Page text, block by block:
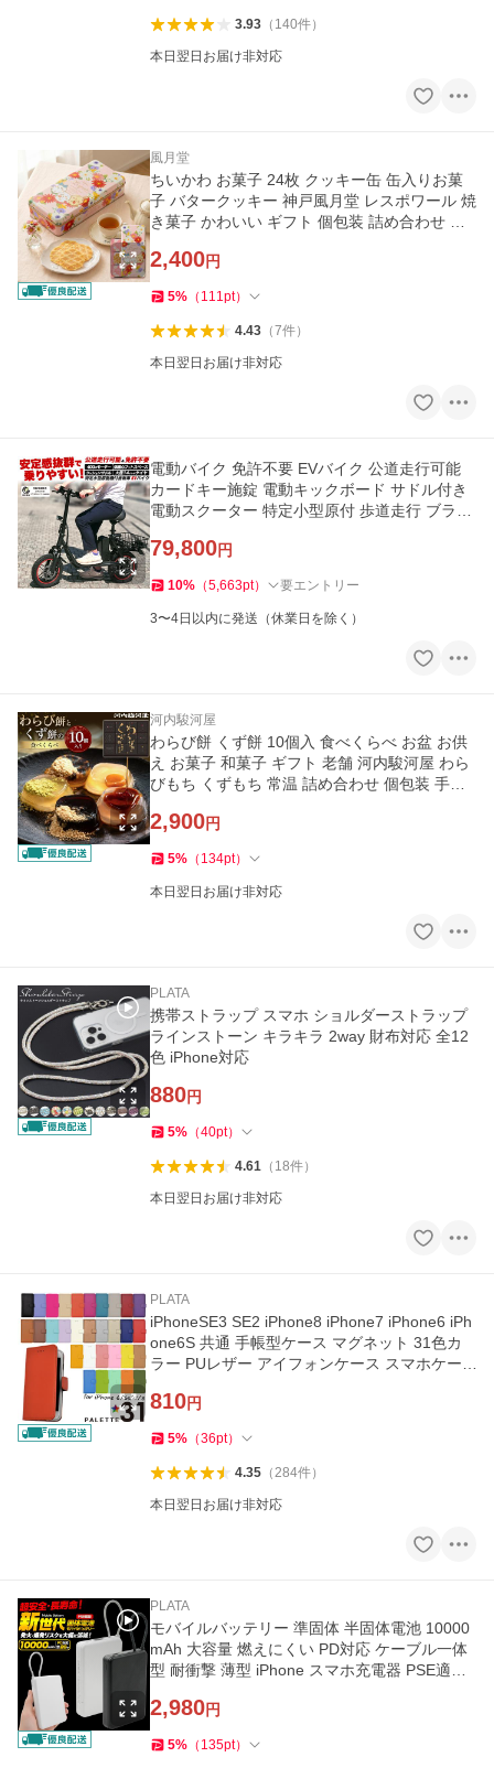
3.93（ 140件）
本日翌日お届け非対応
風月堂
ちいかわ お菓子 24枚 クッキー缶 缶入りお菓
子 バタークッキー 神戸風月堂 レスポワール 焼
き菓子 かわいい ギフト 個包装 詰め合わせ プ
2,400円
5% （ 111pt）
4.43（7件）
本日翌日お届け非対応
電動バイク 免許不要 EVバイク 公道走行可能
カードキー施錠 電動キックボード サドル付き
電動スクーター 特定小型原付 歩道走行 ブラッ
79,800円
10% （5,663pt） 要エントリー
3〜4日以内に発送（休業日を除く）
河内駿河屋
わらび餅 くず餅 10個入 食べくらべ お盆 お供
え お菓子 和菓子 ギフト 老舗 河内駿河屋 わら
びもち くずもち 常温 詰め合わせ 個包装 手土
2,900円
5% （ 134pt）
本日翌日お届け非対応
PLATA
携帯ストラップ スマホ ショルダーストラップ
ラインストーン キラキラ 2way 財布対応 全12
色 iPhone対応
880円
5% （40pt）
4.61（ 18件）
本日翌日お届け非対応
PLATA
iPhoneSE3 SE2 iPhone8 iPhone7 iPhone6 iPh
one6S 共通 手帳型ケース マグネット 31色カ
ラー PUレザー アイフォンケース スマホケー
810円
5% （36pt）
4.35（284件）
本日翌日お届け非対応
PLATA
モバイルバッテリー 準固体 半固体電池 10000
mAh 大容量 燃えにくい PD対応 ケーブル一体
型 耐衝撃 薄型 iPhone スマホ充電器 PSE適合
2,980円
5% （ 135pt）